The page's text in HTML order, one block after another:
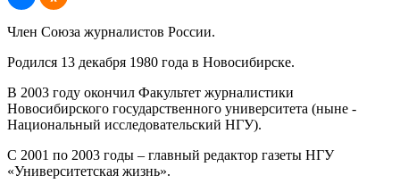
Член Союза журналистов России.
Родился 13 декабря 1980 года в Новосибирске.
В 2003 году окончил Факультет журналистики
Новосибирского государственного университета (ныне -
Национальный исследовательский НГУ).
С 2001 по 2003 годы – главный редактор газеты НГУ
«Университетская жизнь».